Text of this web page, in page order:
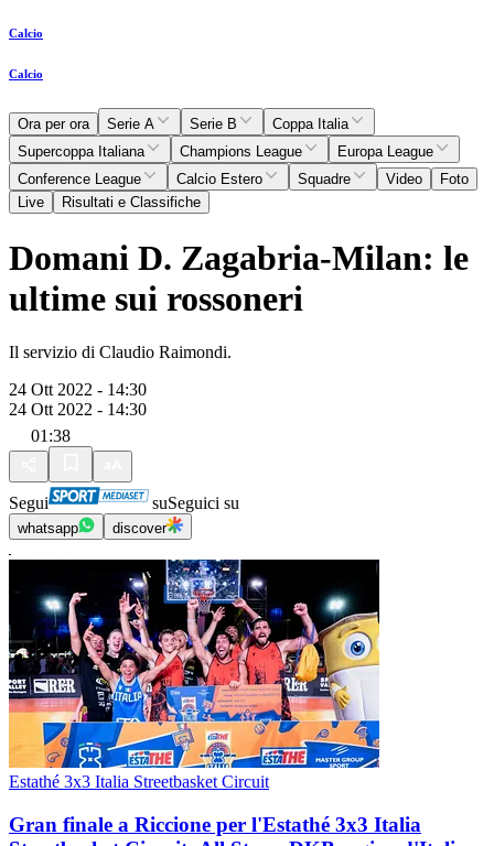
Calcio
Calcio
Ora per ora Serie A Serie B
Coppa Italia
Supercoppa Italiana
Champions League
Europa League
Conference League
Calcio Estero Squadre Video
Foto
Live
Risultati e Classifiche
Domani D. Zagabria-Milan: le
ultime sui rossoneri
Il servizio di Claudio Raimondi.
24 Ott 2022 - 14:30
24 Ott 2022 - 14:30
01:38
Segui suSeguici su
whatsapp discover
Estathé 3x3 Italia Streetbasket Circuit
Gran finale a Riccione per l'Estathé 3x3 Italia